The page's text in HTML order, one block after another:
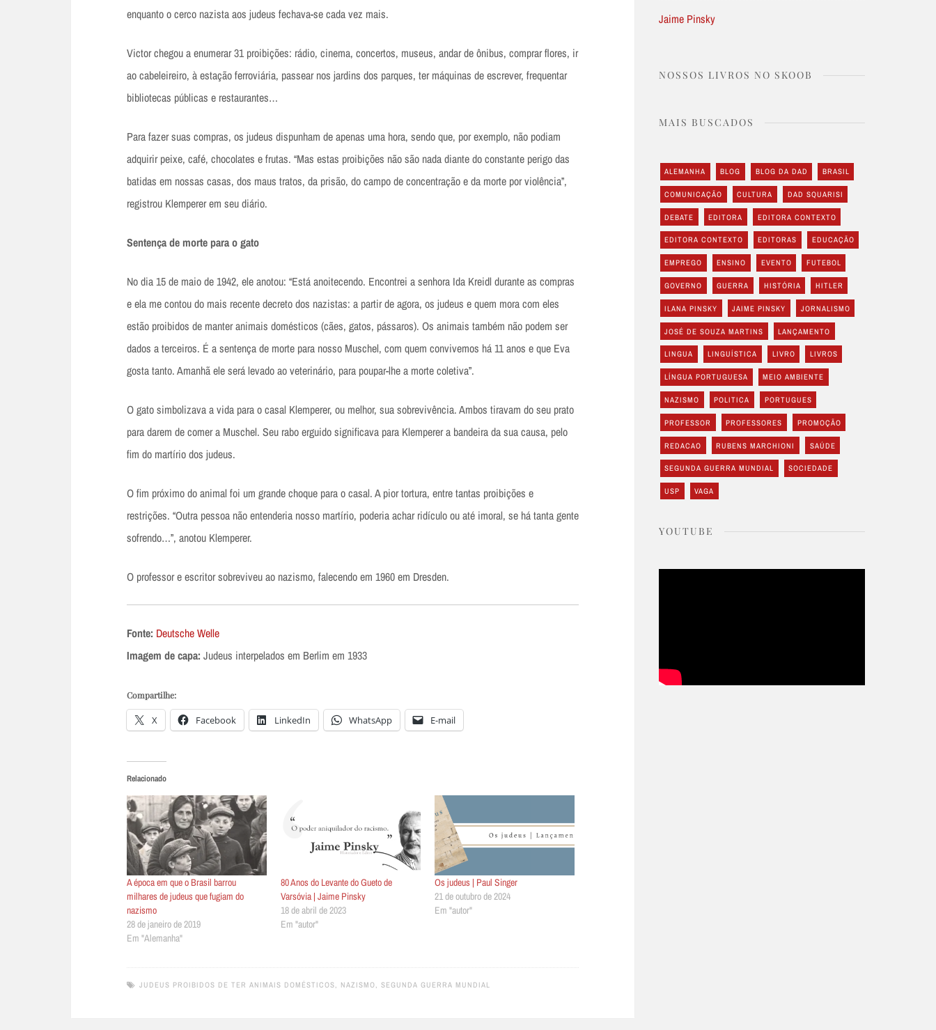
enquanto o cerco nazista aos judeus fechava-se cada vez mais.
Victor chegou a enumerar 31 proibições: rádio, cinema, concertos, museus, andar de ônibus, comprar flores, ir
ao cabeleireiro, à estação ferroviária, passear nos jardins dos parques, ter máquinas de escrever, frequentar
bibliotecas públicas e restaurantes…
Para fazer suas compras, os judeus dispunham de apenas uma hora, sendo que, por exemplo, não podiam
adquirir peixe, café, chocolates e frutas. “Mas estas proibições não são nada diante do constante perigo das
batidas em nossas casas, dos maus tratos, da prisão, do campo de concentração e da morte por violência”,
registrou Klemperer em seu diário.
Sentença de morte para o gato
No dia 15 de maio de 1942, ele anotou: “Está anoitecendo. Encontrei a senhora Ida Kreidl durante as compras
e ela me contou do mais recente decreto dos nazistas: a partir de agora, os judeus e quem mora com eles
estão proibidos de manter animais domésticos (cães, gatos, pássaros). Os animais também não podem ser
dados a terceiros. É a sentença de morte para nosso Muschel, com quem convivemos há 11 anos e que Eva
gosta tanto. Amanhã ele será levado ao veterinário, para poupar-lhe a morte coletiva”.
O gato simbolizava a vida para o casal Klemperer, ou melhor, sua sobrevivência. Ambos tiravam do seu prato
para darem de comer a Muschel. Seu rabo erguido significava para Klemperer a bandeira da sua causa, pelo
fim do martírio dos judeus.
O fim próximo do animal foi um grande choque para o casal. A pior tortura, entre tantas proibições e
restrições. “Outra pessoa não entenderia nosso martírio, poderia achar ridículo ou até imoral, se há tanta gente
sofrendo…”, anotou Klemperer.
O professor e escritor sobreviveu ao nazismo, falecendo em 1960 em Dresden.
Fonte: Deutsche Welle
Imagem de capa: Judeus interpelados em Berlim em 1933
Compartilhe:
X Facebook LinkedIn WhatsApp E-mail
Relacionado
A época em que o Brasil barrou
milhares de judeus que fugiam do
nazismo
28 de janeiro de 2019
Em "Alemanha"
80 Anos do Levante do Gueto de
Varsóvia | Jaime Pinsky
18 de abril de 2023
Em "autor"
Os judeus | Paul Singer
21 de outubro de 2024
Em "autor"
JUDEUS PROIBIDOS DE TER ANIMAIS DOMÉSTICOS, NAZISMO, SEGUNDA GUERRA MUNDIAL
Jaime Pinsky
NOSSOS LIVROS NO SKOOB
MAIS BUSCADOS
ALEMANHA BLOG BLOG DA DAD BRASIL
COMUNICAÇÃO CULTURA DAD SQUARISI
DEBATE EDITORA EDITORA CONTEXTO
EDITORA CONTEXTO EDITORAS EDUCAÇÃO
EMPREGO ENSINO EVENTO FUTEBOL
GOVERNO GUERRA HISTÓRIA HITLER
ILANA PINSKY JAIME PINSKY JORNALISMO
JOSÉ DE SOUZA MARTINS LANÇAMENTO
LINGUA LINGUÍSTICA LIVRO LIVROS
LÍNGUA PORTUGUESA MEIO AMBIENTE
NAZISMO POLITICA PORTUGUES
PROFESSOR PROFESSORES PROMOÇÃO
REDACAO RUBENS MARCHIONI SAÚDE
SEGUNDA GUERRA MUNDIAL SOCIEDADE
USP VAGA
YOUTUBE